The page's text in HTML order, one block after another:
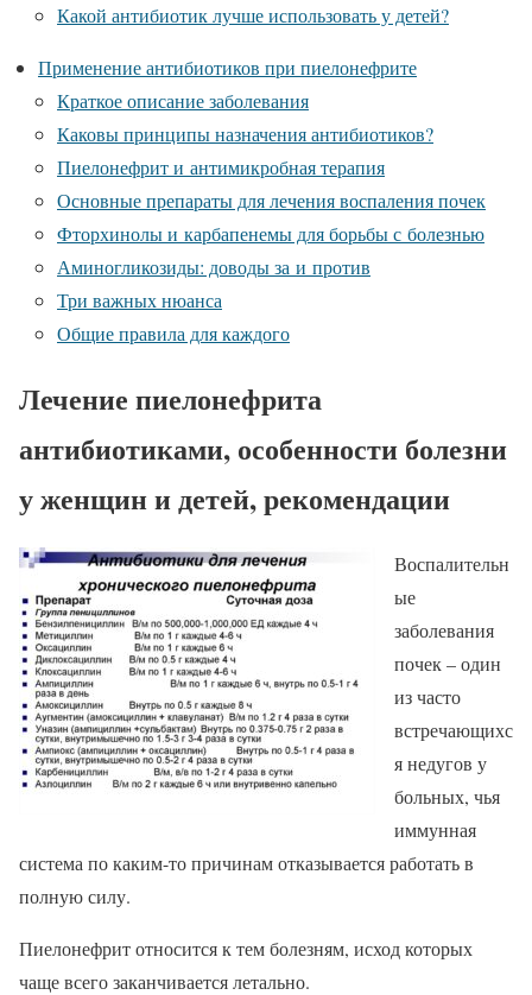
Какой антибиотик лучше использовать у детей?
Применение антибиотиков при пиелонефрите
Краткое описание заболевания
Каковы принципы назначения антибиотиков?
Пиелонефрит и антимикробная терапия
Основные препараты для лечения воспаления почек
Фторхинолы и карбапенемы для борьбы с болезнью
Аминогликозиды: доводы за и против
Три важных нюанса
Общие правила для каждого
Лечение пиелонефрита
антибиотиками, особенности болезни
у женщин и детей, рекомендации
Воспалительн
ые
заболевания
почек – один
из часто
встречающихс
я недугов у
больных, чья
иммунная
система по каким-то причинам отказывается работать в
полную силу.
Пиелонефрит относится к тем болезням, исход которых
чаще всего заканчивается летально.